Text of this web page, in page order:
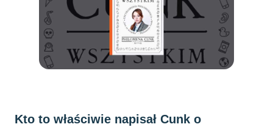
Kto to właściwie napisał Cunk o